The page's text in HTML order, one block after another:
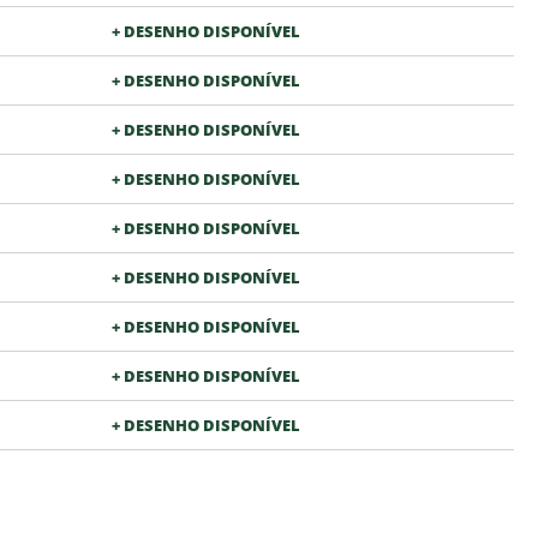
+ DESENHO DISPONÍVEL
+ DESENHO DISPONÍVEL
+ DESENHO DISPONÍVEL
+ DESENHO DISPONÍVEL
+ DESENHO DISPONÍVEL
+ DESENHO DISPONÍVEL
+ DESENHO DISPONÍVEL
+ DESENHO DISPONÍVEL
+ DESENHO DISPONÍVEL